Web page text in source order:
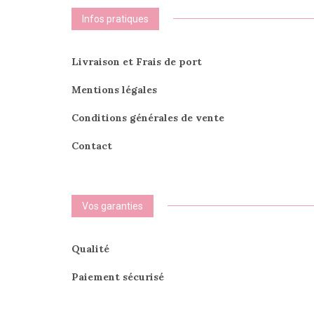
Infos pratiques
Livraison et Frais de port
Mentions légales
Conditions générales de vente
Contact
Vos garanties
Qualité
Paiement sécurisé